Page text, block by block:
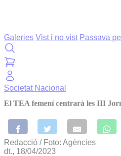
Galeries Vist i no vist Passava
Societat Nacional
El TEA femení centrarà les III
Redacció / Foto: Agències
dt., 18/04/2023